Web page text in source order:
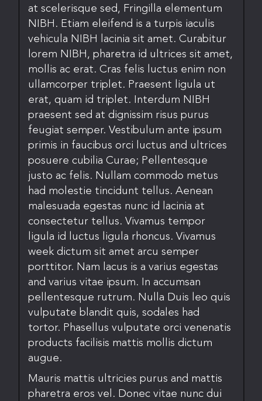
at scelerisque sed, Fringilla elementum
NIBH. Etiam eleifend is a turpis iaculis
vehicula NIBH lacinia sit amet. Curabitur
lorem NIBH, pharetra id ultrices sit amet,
mollis ac erat. Cras felis luctus enim non
ullamcorper triplet. Praesent ligula ut
erat, quam id triplet. Interdum NIBH
praesent sed at dignissim risus purus
feugiat semper. Vestibulum ante ipsum
primis in faucibus orci luctus and ultrices
posuere cubilia Curae; Pellentesque
justo ac felis. Nullam commodo metus
had molestie tincidunt tellus. Aenean
malesuada egestas nunc id lacinia at
consectetur tellus. Vivamus tempor
ligula id luctus ligula rhoncus. Vivamus
week dictum sit amet arcu semper
porttitor. Nam lacus is a varius egestas
and varius vitae ipsum. In accumsan
pellentesque rutrum. Nulla Duis leo quis
vulputate blandit quis, sodales had
tortor. Phasellus vulputate orci venenatis
products facilisis mattis mollis dictum
augue.
Mauris mattis ultricies purus and mattis
pharetra eros vel. Donec vitae nunc dui